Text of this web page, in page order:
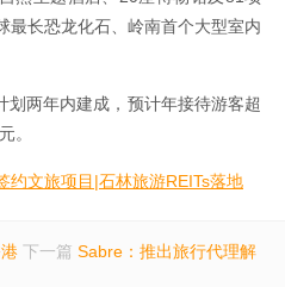
最长恐龙化石、岭南首个大型室内
两年内建成，预计年接待游客超
。
约文旅项目|石林旅游REITs落地
下一篇 Sabre：推出旅行代理解